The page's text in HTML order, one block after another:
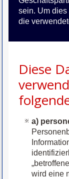
sein. Um
die
Diese
a)
wird eine